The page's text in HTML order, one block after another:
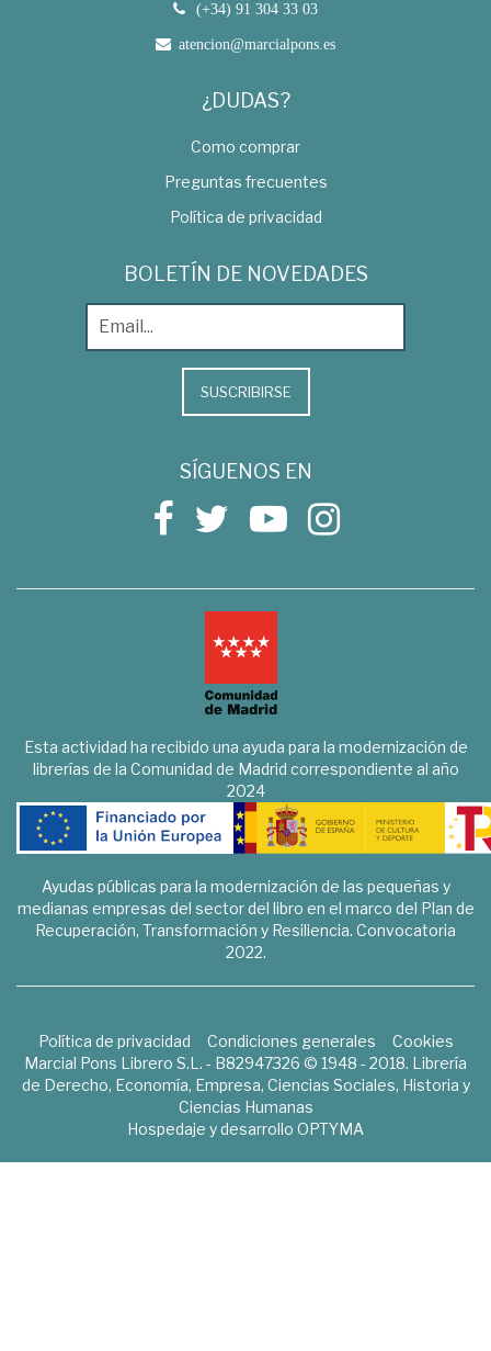
(+34) 91 304 33 03
atencion@marcialpons.es
¿DUDAS?
Como comprar
Preguntas frecuentes
Política de privacidad
BOLETÍN DE NOVEDADES
SUSCRIBIRSE
SÍGUENOS EN
Esta actividad ha recibido una ayuda para la modernización de
librerías de la Comunidad de Madrid correspondiente al año
2024
Ayudas públicas para la modernización de las pequeñas y
medianas empresas del sector del libro en el marco del Plan de
Recuperación, Transformación y Resiliencia. Convocatoria
2022.
Política de privacidad Condiciones generales
Cookies
Marcial Pons Librero S.L. - B82947326 © 1948 - 2018. Librería
de Derecho, Economía, Empresa, Ciencias Sociales, Historia y
Ciencias Humanas
Hospedaje y desarrollo OPTYMA